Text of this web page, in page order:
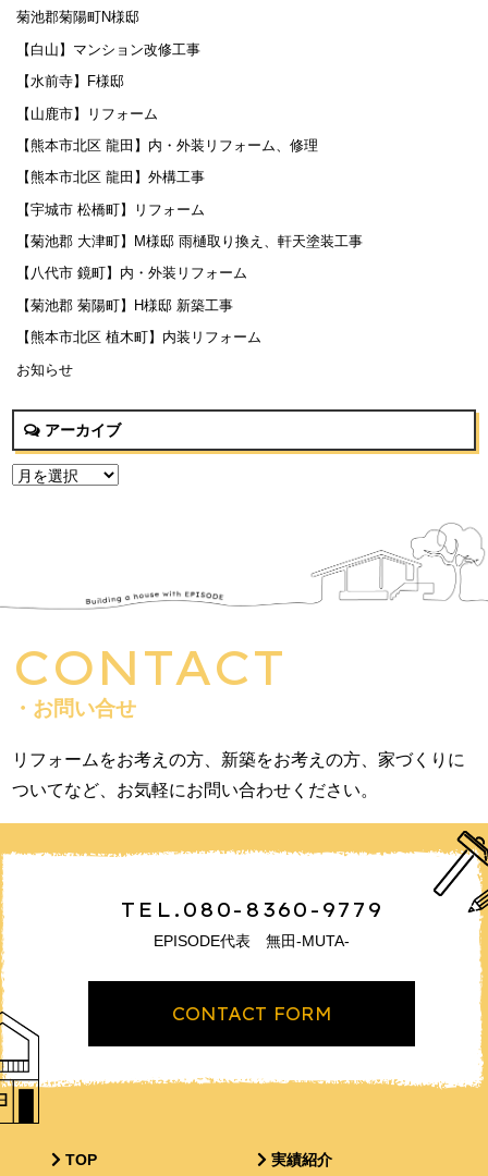
菊池郡菊陽町N様邸
【白山】マンション改修工事
【水前寺】F様邸
【山鹿市】リフォーム
【熊本市北区 龍田】内・外装リフォーム、修理
【熊本市北区 龍田】外構工事
【宇城市 松橋町】リフォーム
【菊池郡 大津町】M様邸 雨樋取り換え、軒天塗装工事
【八代市 鏡町】内・外装リフォーム
【菊池郡 菊陽町】H様邸 新築工事
【熊本市北区 植木町】内装リフォーム
お知らせ
アーカイブ
CONTACT
・お問い合せ
リフォームをお考えの方、新築をお考えの方、家づくりに
ついてなど、お気軽にお問い合わせください。
TEL.080-8360-9779
EPISODE代表 無田-MUTA-
CONTACT FORM
TOP 実績紹介